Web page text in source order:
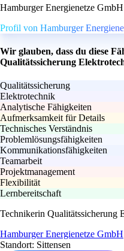
Hamburger Energienetze
Profil von Hamburger
Wir glauben, dass du diese
Qualitätssicherung
Qualitätssicherung
Elektrotechnik
Analytische Fähigkeiten
Aufmerksamkeit für Details
Technisches Verständnis
Problemlösungsfähigkeiten
Kommunikationsfähigkeiten
Teamarbeit
Projektmanagement
Flexibilität
Lernbereitschaft
Technikerin Qualitätssicherung
Hamburger Energienetze GmbH
Standort: Sittensen